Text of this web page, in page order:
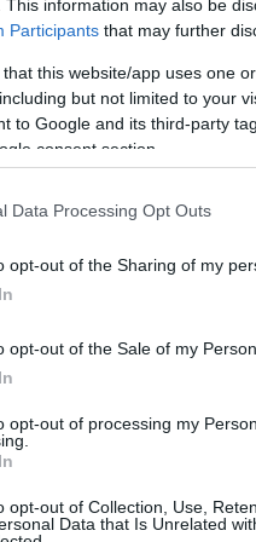
This information may also be
Participants that may further
that this website/app uses one
but not limited to your
to Google and its third-party
consent section.
Data Processing Opt Outs
opt-out of the Sharing of my
opt-out of the Sale of my
opt-out of processing my
opt-out of Collection, Use,
Data that Is Unrelated
Milli Muharip Uçak
çalıştırarak bir
ilk taksi testi de
pic.twitter.com/